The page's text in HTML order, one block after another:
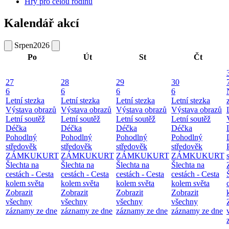
Kalendář akcí
Srpen2026
Po
Út St Čt
27
6
Letní stezka
Výstava obrazů
Letní soutěž
Déčka
Pohodlný
středověk
ZÁMKUKURT
Šlechta na
cestách - Cesta
kolem světa
Zobrazit
všechny
záznamy ze dne
28
6
Letní stezka
Výstava obrazů
Letní soutěž
Déčka
Pohodlný
středověk
ZÁMKUKURT
Šlechta na
cestách - Cesta
kolem světa
Zobrazit
všechny
záznamy ze dne
29
6
Letní stezka
Výstava obrazů
Letní soutěž
Déčka
Pohodlný
středověk
ZÁMKUKURT
Šlechta na
cestách - Cesta
kolem světa
Zobrazit
všechny
záznamy ze dne
30
6
Letní stezka
Výstava obrazů
Letní soutěž
Déčka
Pohodlný
středověk
ZÁMKUKURT
Šlechta na
cestách - Cesta
kolem světa
Zobrazit
všechny
záznamy ze dne